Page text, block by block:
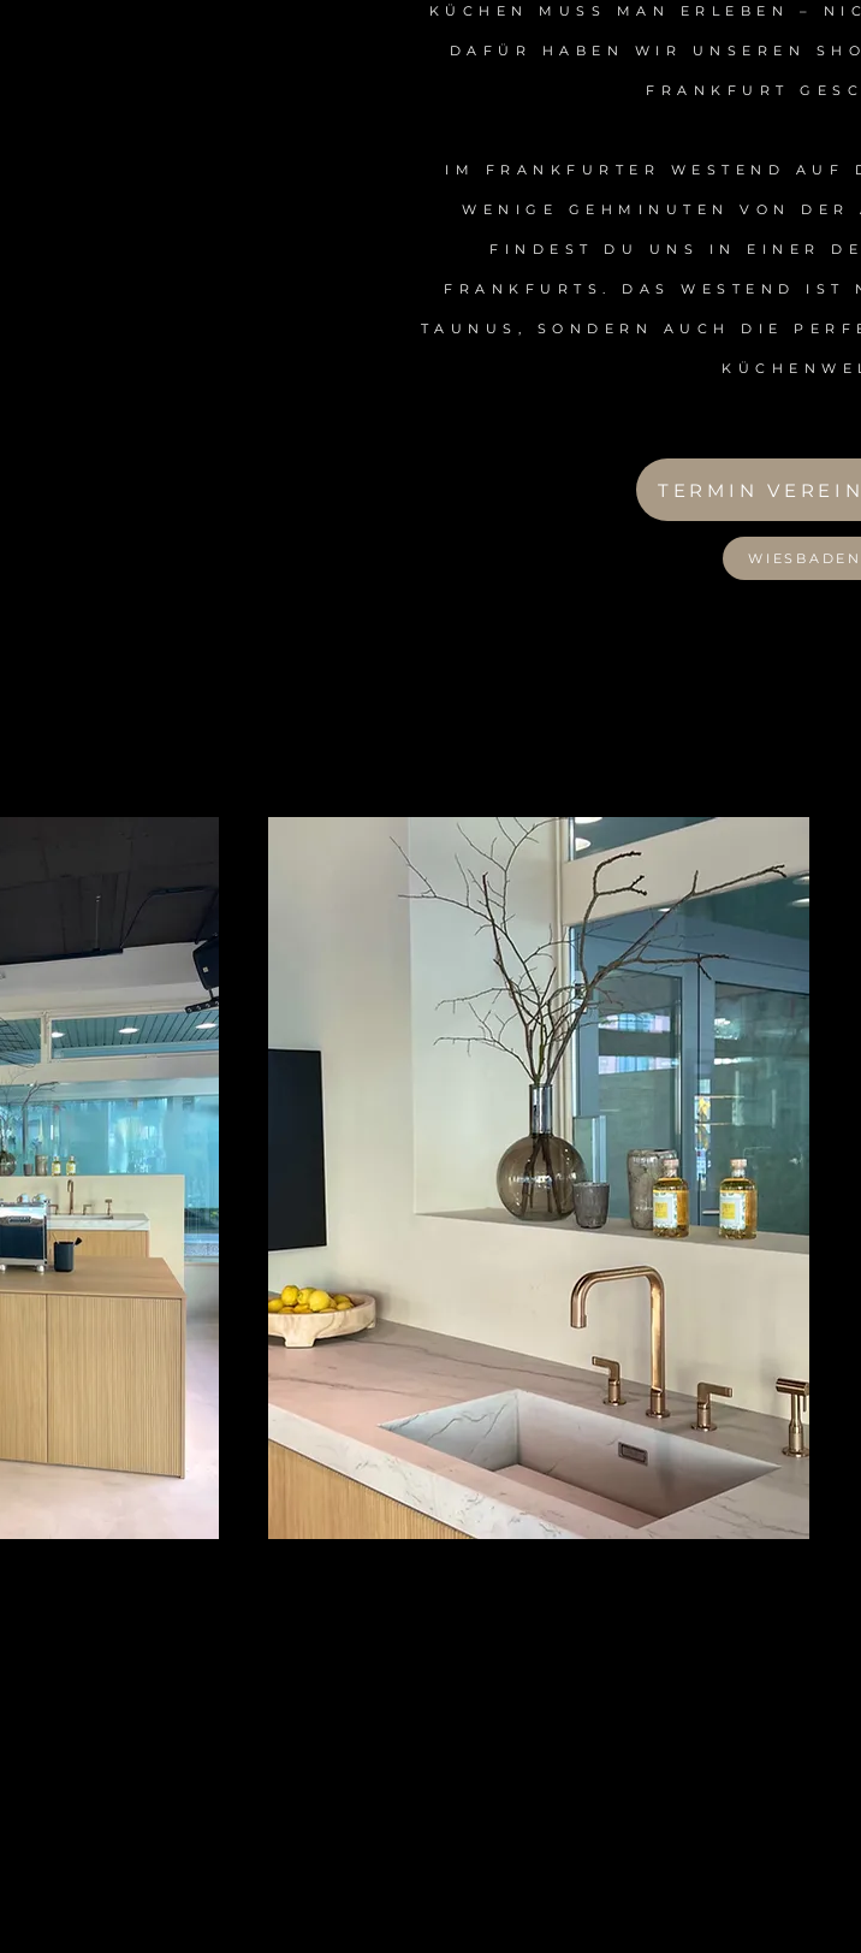
KÜCHEN MUSS MAN ERLEBEN –
DAFÜR HABEN WIR UNSEREN
FRANKFURT
IM FRANKFURTER WESTEND AUF
WENIGE GEHMINUTEN VON DER
FINDEST DU UNS IN EINER
FRANKFURTS. DAS WESTEND IST
TAUNUS, SONDERN AUCH DIE
TERMIN
WIESBADEN